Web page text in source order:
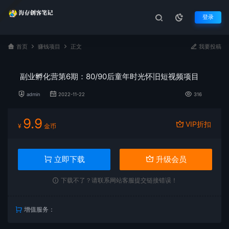
登录
首页 赚钱项目 正文 我要投稿
副业孵化营第6期：80/90后童年时光怀旧短视频项目
admin 2022-11-22 316
¥ 9.9 金币 VIP折扣
立即下载 升级会员
下载不了？请联系网站客服提交链接错误！
增值服务：